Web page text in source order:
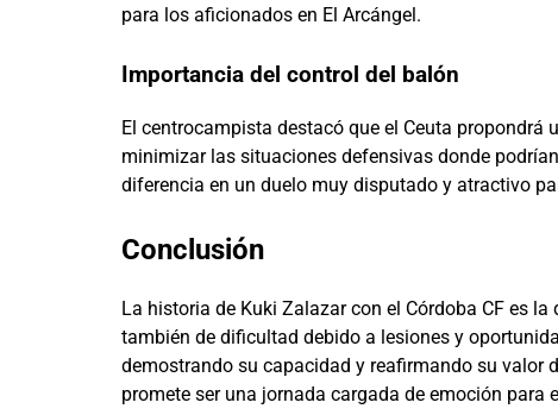
para los aficionados en El Arcángel.
Importancia del control del balón
El centrocampista destacó que el Ceuta
minimizar las situaciones defensivas donde
diferencia en un duelo muy disputado y atractivo
Conclusión
La historia de Kuki Zalazar con el Córdoba CF es
también de dificultad debido a lesiones y
demostrando su capacidad y reafirmando su valor
promete ser una jornada cargada de emoción